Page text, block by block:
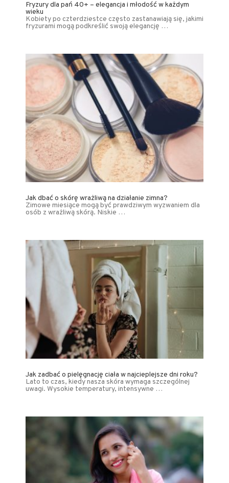
Fryzury dla pań 40+ – elegancja i młodość w każdym
wieku
Kobiety po czterdziestce często zastanawiają się, jakimi
fryzurami mogą podkreślić swoją elegancję …
Jak dbać o skórę wrażliwą na działanie zimna?
Zimowe miesiące mogą być prawdziwym wyzwaniem dla
osób z wrażliwą skórą. Niskie …
Jak zadbać o pielęgnację ciała w najcieplejsze dni roku?
Lato to czas, kiedy nasza skóra wymaga szczególnej
uwagi. Wysokie temperatury, intensywne …